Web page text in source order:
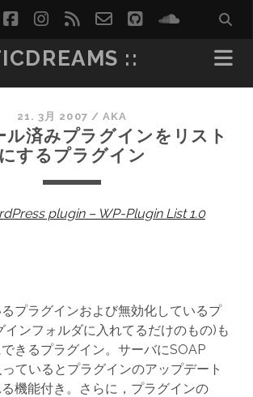
facebookinstagram
rss email-
form
github
::
21. 3月 2007 / AKA
ル済みプラグインをリスト
にするプラグイン
plugin – WP-Plugin List 1.0
プラグインおよび無効化しているプ
インフォルダに入れてるだけのもの)も
きるプラグイン。サーバにSOAP
ているとプラグインのアップデート
機能付き。さらに，プラグインの